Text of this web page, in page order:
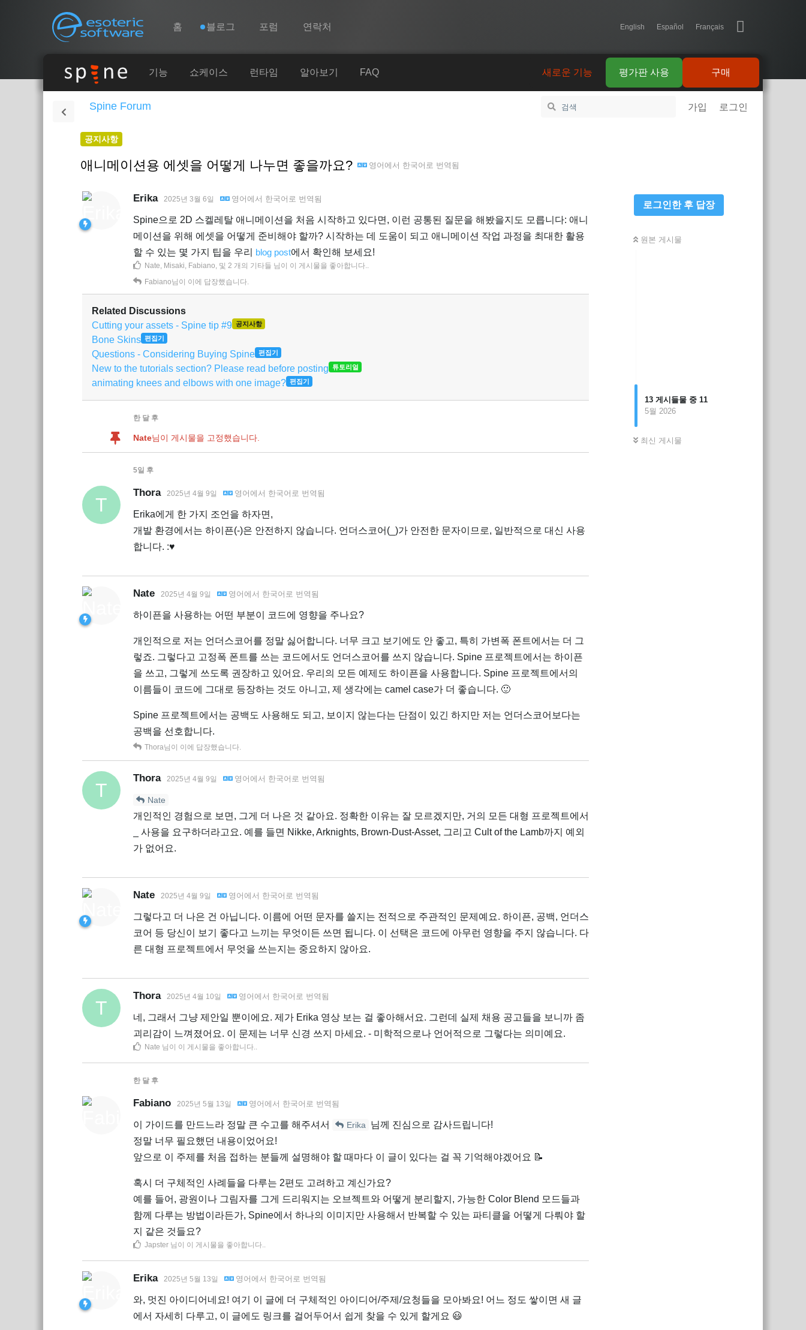
Esoteric Software
Navigation 홈 블로그 포럼 연락처 English Español Français
Spine
알아보기
평가판 사용
구매
기능 쇼케이스 런타임 알아보기 FAQ 구매
평가판 사용
새로운 기능
Spine Forum 가입 로그인
공지사항
애니메이션용 에셋을 어떻게 나누면 좋을까요? 영어 에서 한국어 로 번역됨
로그인한 후 답장
원본 게시물
13 게시들물 중 11
5월 2026
최신 게시물
Erika 2025년 3월 6일 영어 에서 한국어 로 번역됨
Spine으로 2D 스켈레탈 애니메이션을 처음 시작하고 있다면, 이런 공통된 질문을 해봤을지도 모릅니다: 애니
메이션을 위해 에셋을 어떻게 준비해야 할까? 시작하는 데 도움이 되고 애니메이션 작업 과정을 최대한 활용
할 수 있는 몇 가지 팁을 우리 blog post에서 확인해 보세요!
Nate, Misaki, Fabiano, 및 2 개의 기타들 님이 이 게시물을 좋아합니다..
Fabiano님이 이에 답장했습니다.
Related Discussions
Cutting your assets - Spine tip #9 공지사항
Bone Skins 편집기
Questions - Considering Buying Spine 편집기
New to the tutorials section? Please read before posting 튜토리얼
animating knees and elbows with one image? 편집기
한 달 후
Nate님이 게시물을 고정했습니다.
5일 후
T
Thora 2025년 4월 9일 영어 에서 한국어 로 번역됨
Erika에게 한 가지 조언을 하자면,
개발 환경에서는 하이픈(-)은 안전하지 않습니다. 언더스코어(_)가 안전한 문자이므로, 일반적으로 대신 사용
합니다. :♥
Nate 2025년 4월 9일 영어 에서 한국어 로 번역됨
하이픈을 사용하는 어떤 부분이 코드에 영향을 주나요?
개인적으로 저는 언더스코어를 정말 싫어합니다. 너무 크고 보기에도 안 좋고, 특히 가변폭 폰트에서는 더 그
렇죠. 그렇다고 고정폭 폰트를 쓰는 코드에서도 언더스코어를 쓰지 않습니다. Spine 프로젝트에서는 하이픈
을 쓰고, 그렇게 쓰도록 권장하고 있어요. 우리의 모든 예제도 하이픈을 사용합니다. Spine 프로젝트에서의
이름들이 코드에 그대로 등장하는 것도 아니고, 제 생각에는 camel case가 더 좋습니다. 🙂
Spine 프로젝트에서는 공백도 사용해도 되고, 보이지 않는다는 단점이 있긴 하지만 저는 언더스코어보다는
공백을 선호합니다.
Thora님이 이에 답장했습니다.
T
Thora 2025년 4월 9일 영어 에서 한국어 로 번역됨
Nate
개인적인 경험으로 보면, 그게 더 나은 것 같아요. 정확한 이유는 잘 모르겠지만, 거의 모든 대형 프로젝트에서
_ 사용을 요구하더라고요. 예를 들면 Nikke, Arknights, Brown-Dust-Asset, 그리고 Cult of the Lamb까지 예외
가 없어요.
Nate 2025년 4월 9일 영어 에서 한국어 로 번역됨
그렇다고 더 나은 건 아닙니다. 이름에 어떤 문자를 쓸지는 전적으로 주관적인 문제예요. 하이픈, 공백, 언더스
코어 등 당신이 보기 좋다고 느끼는 무엇이든 쓰면 됩니다. 이 선택은 코드에 아무런 영향을 주지 않습니다. 다
른 대형 프로젝트에서 무엇을 쓰는지는 중요하지 않아요.
T
Thora 2025년 4월 10일 영어 에서 한국어 로 번역됨
네, 그래서 그냥 제안일 뿐이에요. 제가 Erika 영상 보는 걸 좋아해서요. 그런데 실제 채용 공고들을 보니까 좀
괴리감이 느껴졌어요. 이 문제는 너무 신경 쓰지 마세요. - 미학적으로나 언어적으로 그렇다는 의미예요.
Nate 님이 이 게시물을 좋아합니다..
한 달 후
Fabiano 2025년 5월 13일 영어 에서 한국어 로 번역됨
이 가이드를 만드느라 정말 큰 수고를 해주셔서 Erika 님께 진심으로 감사드립니다!
정말 너무 필요했던 내용이었어요!
앞으로 이 주제를 처음 접하는 분들께 설명해야 할 때마다 이 글이 있다는 걸 꼭 기억해야겠어요 📝
혹시 더 구체적인 사례들을 다루는 2편도 고려하고 계신가요?
예를 들어, 광원이나 그림자를 그게 드리워지는 오브젝트와 어떻게 분리할지, 가능한 Color Blend 모드들과
함께 다루는 방법이라든가, Spine에서 하나의 이미지만 사용해서 반복할 수 있는 파티클을 어떻게 다뤄야 할
지 같은 것들요?
Japster 님이 이 게시물을 좋아합니다..
Erika 2025년 5월 13일 영어 에서 한국어 로 번역됨
와, 멋진 아이디어네요! 여기 이 글에 더 구체적인 아이디어/주제/요청들을 모아봐요! 어느 정도 쌓이면 새 글
에서 자세히 다루고, 이 글에도 링크를 걸어두어서 쉽게 찾을 수 있게 할게요 😃